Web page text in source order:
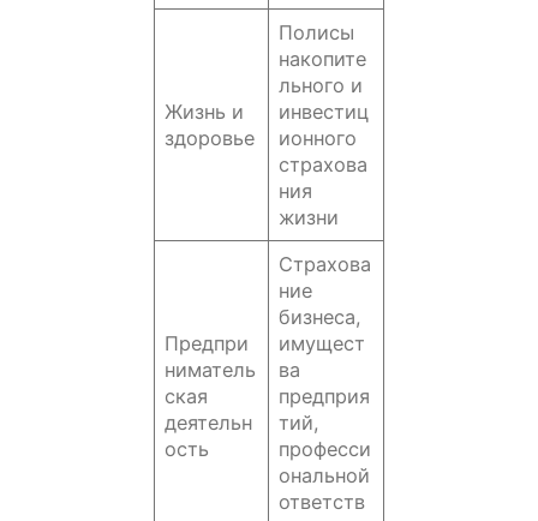
Жизнь и
здоровье
Полисы
накопите
льного и
инвестиц
ионного
страхова
ния
жизни
Предпри
ниматель
ская
деятельн
ость
Страхова
ние
бизнеса,
имущест
ва
предприя
тий,
професси
ональной
ответств